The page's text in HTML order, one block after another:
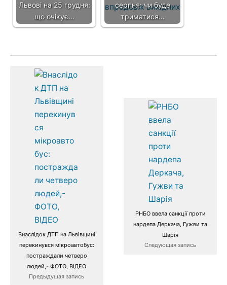
Львові на 25 грудня:
що очікує…
серпня: чи буде
триматися…
Внаслідок ДТП на Львівщині
перекинувся мікроавтобус:
постраждали четверо
людей,- ФОТО, ВІДЕО
Предыдущая запись
РНБО ввела санкції проти
нардепа Деркача, Гужви та
Шарія
Следующая запись